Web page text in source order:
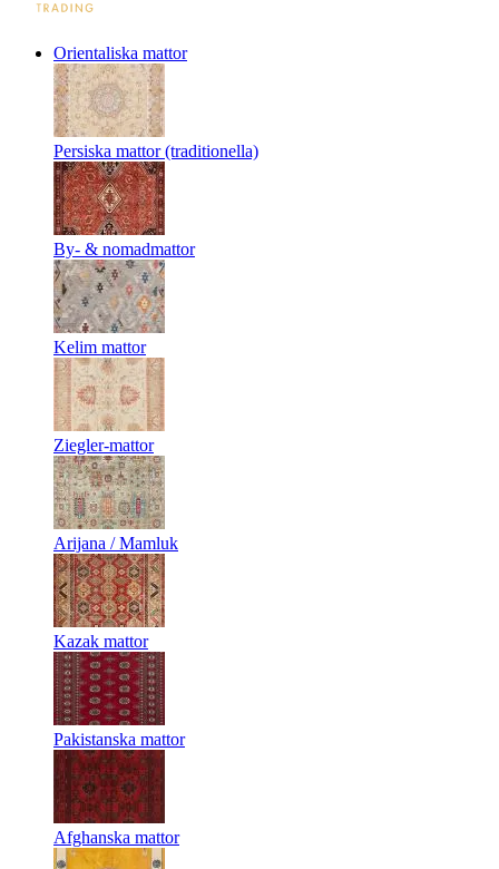
Orientaliska mattor
Persiska mattor (traditionella)
By- & nomadmattor
Kelim mattor
Ziegler-mattor
Arijana / Mamluk
Kazak mattor
Pakistanska mattor
Afghanska mattor